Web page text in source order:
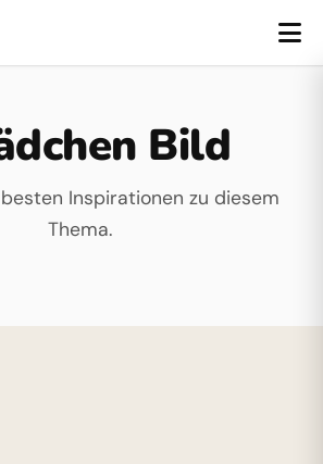
Bild
Inspirationen zu diesem
Thema.